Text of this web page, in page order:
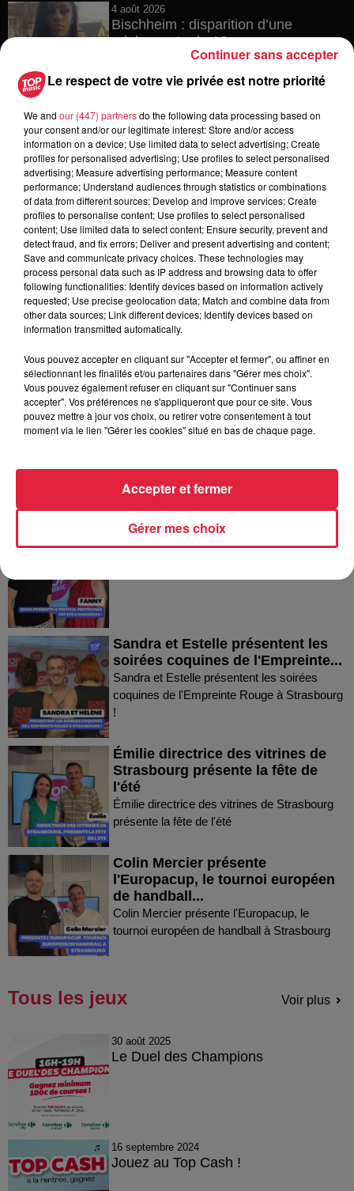
4 août 2026
Bischheim : disparition d’une
adolescente de 16 ans
4 août 2026
Muttersholtz : après SensoRied,
voilà BotaRied
3 août 2026
Éclipse solaire le 12 août : où et
comment observer ce spectacle en...
Dans la même série
Thierry du Domaine Wunsch et
Fanny nous présente le festival
Festimania !
Sandra et Estelle présentent les
soirées coquines de l'Empreinte...
Sandra et Estelle présentent les soirées
coquines de l'Empreinte Rouge à Strasbourg
!
Émilie directrice des vitrines de
Strasbourg présente la fête de
l'été
Émilie directrice des vitrines de Strasbourg
présente la fête de l'été
Colin Mercier présente
l'Europacup, le tournoi européen
de handball...
Colin Mercier présente l'Europacup, le
tournoi européen de handball à Strasbourg
Tous les jeux Voir plus
30 août 2025
Le Duel des Champions
16 septembre 2024
Jouez au Top Cash !
Le respect de votre vie privée est notre priorité
We and our (447) partnersdo the following data processing based on
your consent and/or our legitimate interest: Store and/or access
information on a device; Use limited data to select advertising; Create
profiles for personalised advertising; Use profiles to select personalised
advertising; Measure advertising performance; Measure content
performance; Understand audiences through statistics or combinations
of data from different sources; Develop and improve services; Create
profiles to personalise content; Use profiles to select personalised
content; Use limited data to select content; Ensure security, prevent and
detect fraud, and fix errors; Deliver and present advertising and content;
Save and communicate privacy choices. These technologies may
process personal data such as IP address and browsing data to offer
following functionalities: Identify devices based on information actively
requested; Use precise geolocation data; Match and combine data from
other data sources; Link different devices; Identify devices based on
information transmitted automatically.
Vous pouvez accepter en cliquant sur "Accepter et fermer", ou affiner en
sélectionnant les finalités et/ou partenaires dans "Gérer mes choix".
Vous pouvez également refuser en cliquant sur "Continuer sans
accepter". Vos préférences ne s'appliqueront que pour ce site. Vous
pouvez mettre à jour vos choix, ou retirer votre consentement à tout
moment via le lien "Gérer les cookies" situé en bas de chaque page.
Gérer mes choix
Accepter et fermer
Continuer sans accepter